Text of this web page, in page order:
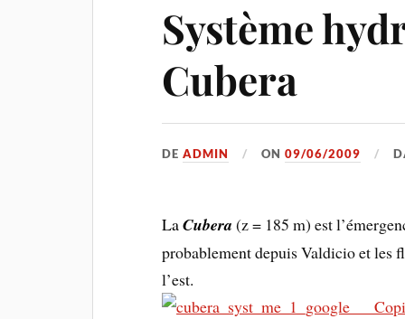
Système
Cubera
DEADMIN ON09/06/2009
LaCubera (z = 185 m) est
probablement depuis Valdicio et les
l’est.